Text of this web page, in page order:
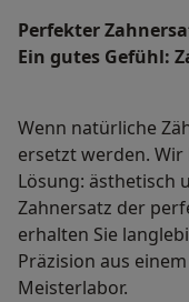
Perfekter
Ein gutes Gefühl:
Wenn natürliche
ersetzt werden.
Lösung: ästhetisch
Zahnersatz der
erhalten Sie
Präzision aus
Meisterlabor.